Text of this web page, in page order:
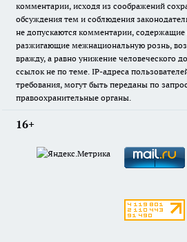
комментарии, исходя из соображений
обсуждения тем и соблюдения
не допускаются комментарии, содержащие
разжигающие межнациональную рознь,
вражду, а равно унижение человеческого
ссылок не по теме. IP-адреса
требования, могут быть переданы по
правоохранительные органы.
16+